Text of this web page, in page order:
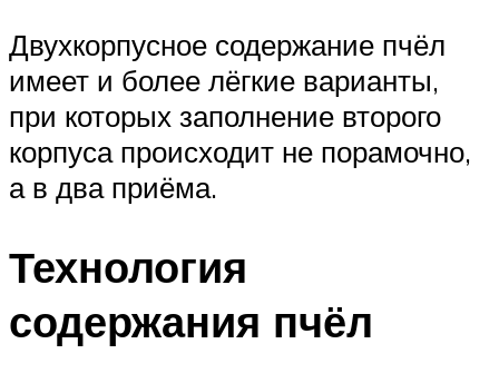
Двухкорпусное содержание пчёл
имеет и более лёгкие варианты,
при которых заполнение второго
корпуса происходит не порамочно,
а в два приёма.
Технология
содержания пчёл